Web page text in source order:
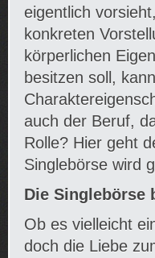
eigentlich
konkreten
körperlichen
besitzen soll,
auch der Beruf,
Rolle? Hier geht
Singlebörse wird
Die Singlebörse
Ob es vielleicht
doch die Liebe